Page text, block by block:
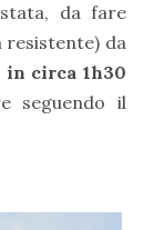
da fare
resistente) da
in circa 1h30
seguendo il